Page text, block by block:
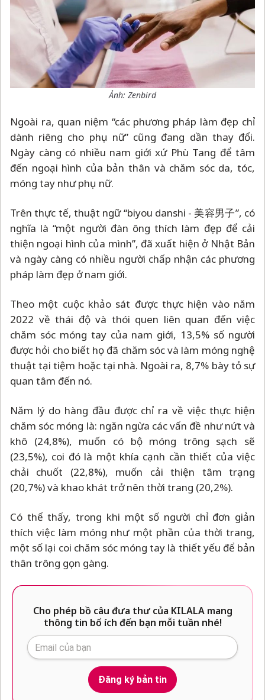
Ảnh: Zenbird
Ngoài ra, quan niệm “các phương pháp làm đẹp chỉ
dành riêng cho phụ nữ” cũng đang dần thay đổi.
Ngày càng có nhiều nam giới xứ Phù Tang để tâm
đến ngoại hình của bản thân và chăm sóc da, tóc,
móng tay như phụ nữ.
Trên thực tế, thuật ngữ “biyou danshi - 美容男子”, có
nghĩa là “một người đàn ông thích làm đẹp để cải
thiện ngoại hình của mình”, đã xuất hiện ở Nhật Bản
và ngày càng có nhiều người chấp nhận các phương
pháp làm đẹp ở nam giới.
Theo một cuộc khảo sát được thực hiện vào năm
2022 về thái độ và thói quen liên quan đến việc
chăm sóc móng tay của nam giới, 13,5% số người
được hỏi cho biết họ đã chăm sóc và làm móng nghệ
thuật tại tiệm hoặc tại nhà. Ngoài ra, 8,7% bày tỏ sự
quan tâm đến nó.
Năm lý do hàng đầu được chỉ ra về việc thực hiện
chăm sóc móng là: ngăn ngừa các vấn đề như nứt và
khô (24,8%), muốn có bộ móng trông sạch sẽ
(23,5%), coi đó là một khía cạnh cần thiết của việc
chải chuốt (22,8%), muốn cải thiện tâm trạng
(20,7%) và khao khát trở nên thời trang (20,2%).
Có thể thấy, trong khi một số người chỉ đơn giản
thích việc làm móng như một phần của thời trang,
một số lại coi chăm sóc móng tay là thiết yếu để bản
thân trông gọn gàng.
Cho phép bồ câu đưa thư của KILALA mang
thông tin bổ ích đến bạn mỗi tuần nhé!
Đăng ký bản tin